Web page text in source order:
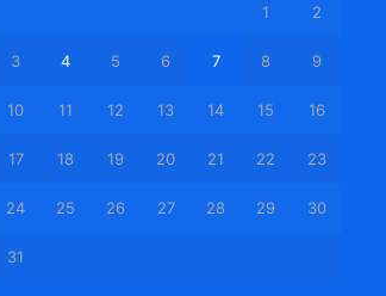
1 2
3 4 5 6 7 8 9
10 11 12 13 14 15 16
17 18 19 20 21 22 23
24 25 26 27 28 29 30
31